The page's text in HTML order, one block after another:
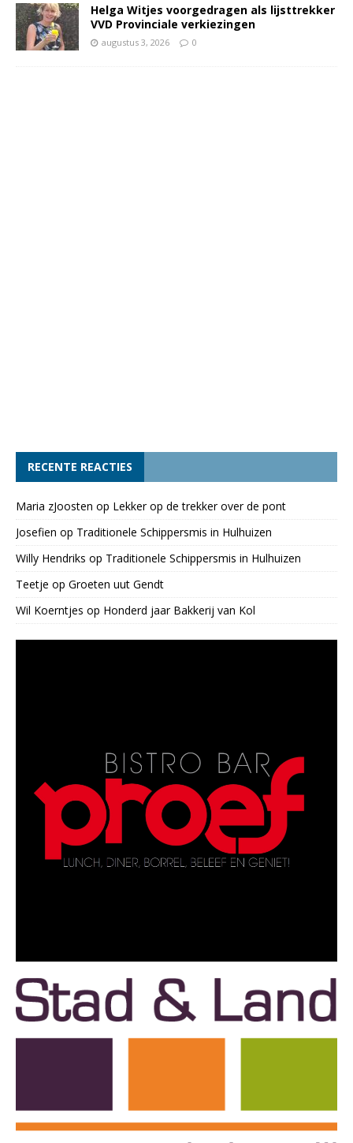
Helga Witjes voorgedragen als lijsttrekker
VVD Provinciale verkiezingen
augustus 3, 2026 0
RECENTE REACTIES
Maria zJoosten op Lekker op de trekker over de pont
Josefien op Traditionele Schippersmis in Hulhuizen
Willy Hendriks op Traditionele Schippersmis in Hulhuizen
Teetje op Groeten uut Gendt
Wil Koerntjes op Honderd jaar Bakkerij van Kol